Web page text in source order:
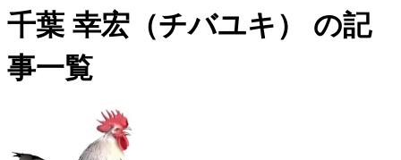
千葉 幸宏（チバユキ） の記
事一覧